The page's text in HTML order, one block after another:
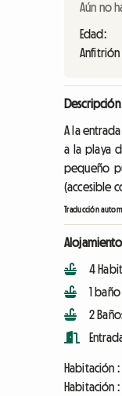
Aún no
Edad:
Descripción
A la
a la playa
pequeño
(accesible
Traducción
Alojamiento
4
1 baño
2
Habitación :
Habitación :